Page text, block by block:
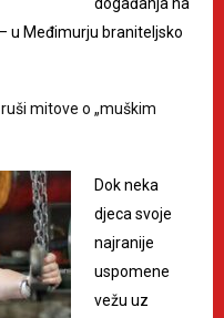
u Međimurju braniteljsko
mitove o „muškim
Dok neka
djeca svoje
najranije
uspomene
vežu uz